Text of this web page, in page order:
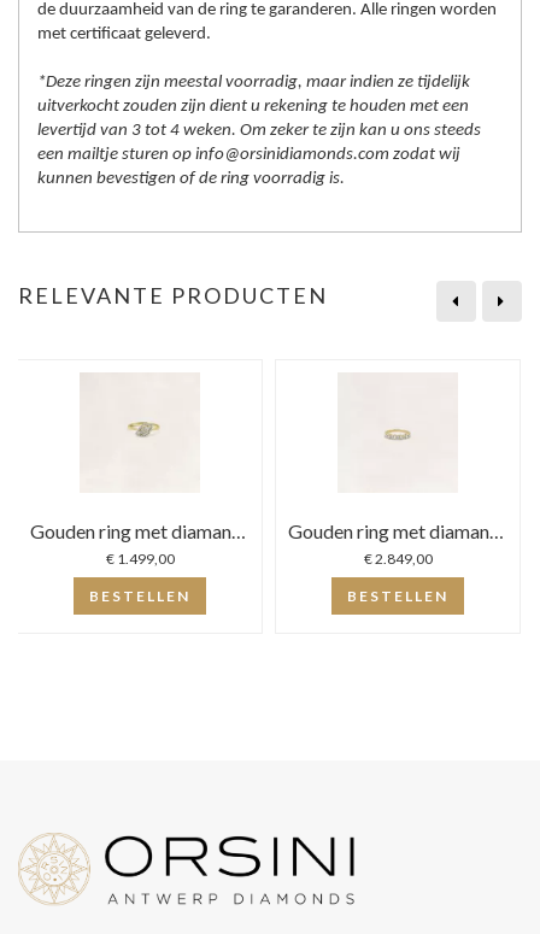
de duurzaamheid van de ring te garanderen. Alle ringen worden
met certificaat geleverd.
*Deze ringen zijn meestal voorradig, maar indien ze tijdelijk
uitverkocht zouden zijn dient u rekening te houden met een
levertijd van 3 tot 4 weken. Om zeker te zijn kan u ons steeds
een mailtje sturen op info@orsinidiamonds.com zodat wij
kunnen bevestigen of de ring voorradig is.
RELEVANTE PRODUCTEN
Gouden ring met diamant ...
€ 1.499,00
BESTELLEN
Gouden ring met diamant ...
€ 2.849,00
BESTELLEN